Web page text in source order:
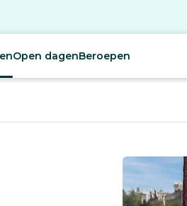
Open dagenBeroepen